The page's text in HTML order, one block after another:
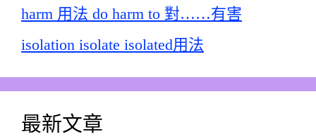
harm 用法 do harm to 對……有害
isolation isolate isolated用法
最新文章